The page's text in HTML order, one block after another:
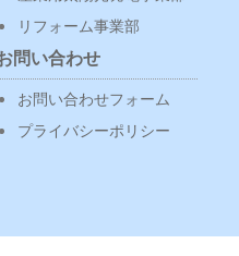
リフォーム事業部
問い合わせ
お問い合わせフォーム
プライバシーポリシー